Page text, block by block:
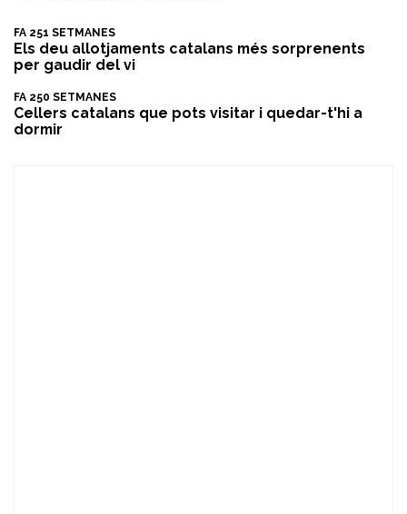
FA 251 SETMANES
Els deu allotjaments catalans més sorprenents
per gaudir del vi
FA 250 SETMANES
​Cellers catalans que pots visitar i quedar-t'hi a
dormir